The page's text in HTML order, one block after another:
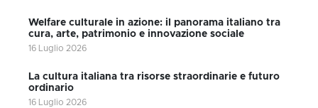
Welfare culturale in azione: il panorama italiano tra
cura, arte, patrimonio e innovazione sociale
16 Luglio 2026
La cultura italiana tra risorse straordinarie e futuro
ordinario
16 Luglio 2026